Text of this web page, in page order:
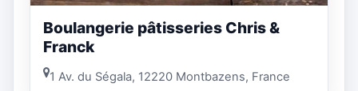
Boulangerie pâtisseries Chris &
Franck
1 Av. du Ségala, 12220 Montbazens, France